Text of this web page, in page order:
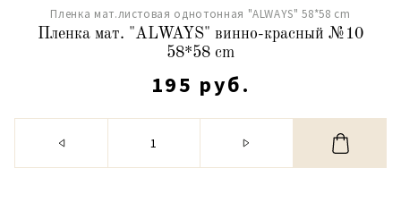
Пленка мат.листовая однотонная "ALWAYS" 58*58 cm
Пленка мат. "ALWAYS" винно-красный №10
58*58 cm
195 руб.